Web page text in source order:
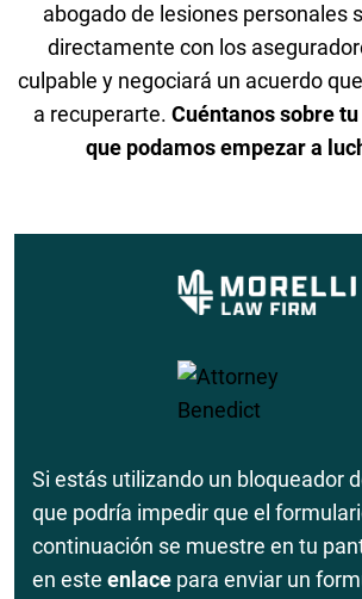
abogado de lesiones personales
directamente con los
culpable y negociará un acuerdo
a recuperarte. Cuéntanos sobre
que podamos empezar a
Si estás utilizando un bloqueador
que podría impedir que el
continuación se muestre en tu
en este enlace para enviar un